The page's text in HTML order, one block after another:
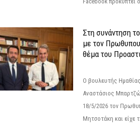
Στη συνάντηση
με τον
θέμα του
Ο βουλευτής
Αναστάσιος
18/5/2026 τον
Μητσοτάκη και είχε